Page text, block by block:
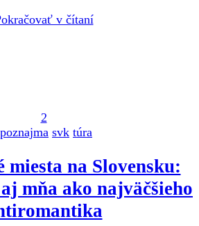
v čítaní
2
svk túra
miesta na Slovensku:
mňa ako najväčšieho